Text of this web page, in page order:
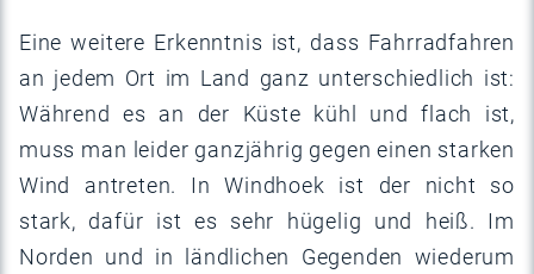
Eine weitere Erkenntnis ist, dass Fahrradfahren
an jedem Ort im Land ganz unterschiedlich ist:
Während es an der Küste kühl und flach ist,
muss man leider ganzjährig gegen einen starken
Wind antreten. In Windhoek ist der nicht so
stark, dafür ist es sehr hügelig und heiß. Im
Norden und in ländlichen Gegenden wiederum